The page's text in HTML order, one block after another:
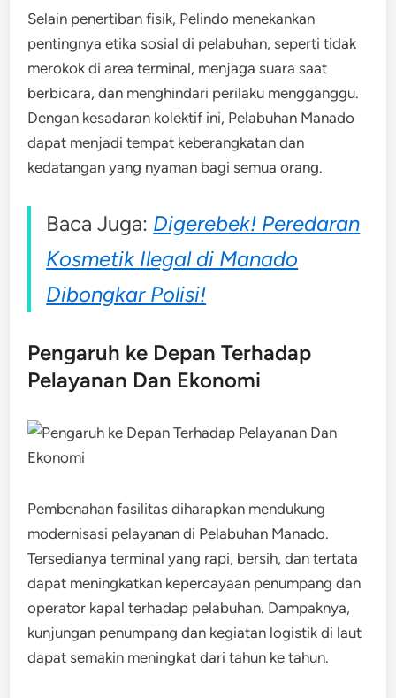
Selain penertiban fisik, Pelindo menekankan
pentingnya etika sosial di pelabuhan, seperti tidak
merokok di area terminal, menjaga suara saat
berbicara, dan menghindari perilaku mengganggu.
Dengan kesadaran kolektif ini, Pelabuhan Manado
dapat menjadi tempat keberangkatan dan
kedatangan yang nyaman bagi semua orang.
Baca Juga: Digerebek! Peredaran
Kosmetik Ilegal di Manado
Dibongkar Polisi!
Pengaruh ke Depan Terhadap
Pelayanan Dan Ekonomi
Pembenahan fasilitas diharapkan mendukung
modernisasi pelayanan di Pelabuhan Manado.
Tersedianya terminal yang rapi, bersih, dan tertata
dapat meningkatkan kepercayaan penumpang dan
operator kapal terhadap pelabuhan. Dampaknya,
kunjungan penumpang dan kegiatan logistik di laut
dapat semakin meningkat dari tahun ke tahun.